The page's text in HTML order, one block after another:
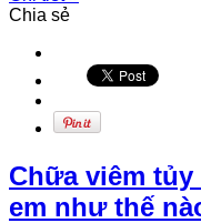
Chia sẻ
Chữa viêm
em như thế